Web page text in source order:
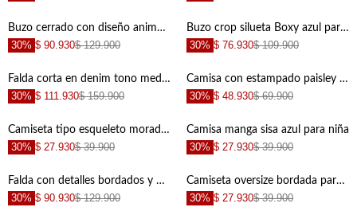
+ +
+ +
+ +
+ +
Buzo cerrado con diseño animal print para niña
30% $ 90.930$ 129.900
Buzo crop silueta Boxy azul para niña
30% $ 76.930$ 109.900
Falda corta en denim tono medio azul para niña
30% $ 111.930$ 159.900
Camisa con estampado paisley para niña
30% $ 48.930$ 69.900
Camiseta tipo esqueleto morada para niña
30% $ 27.930$ 39.900
Camisa manga sisa azul para niña
30% $ 27.930$ 39.900
Falda con detalles bordados y pretina nido de abeja crudo para niña
30% $ 90.930$ 129.900
Camiseta oversize bordada para niña
30% $ 27.930$ 39.900